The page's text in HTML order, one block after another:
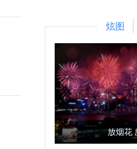
炫图
放烟花